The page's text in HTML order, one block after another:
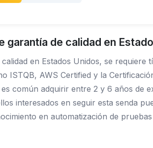
de calidad en
en Estados Unidos, se
ISTQB, AWS Certified y la
común adquirir entre 2 y 6 años de
interesados en seguir esta senda
en automatización de